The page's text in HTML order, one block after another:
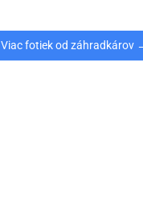
Viac fotiek od záhradkárov